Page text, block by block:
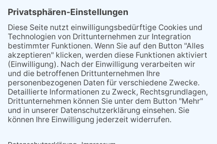
info@keb-schweinfurt.de
Impressum
Datenschutzerklärung
AGB
Cookie-Einstellungen